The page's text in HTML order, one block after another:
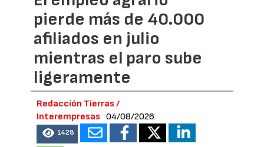
pierde más de 40.000
afiliados en julio
mientras el paro sube
ligeramente
Redacción Tierras /
Interempresas
04/08/2026
1428